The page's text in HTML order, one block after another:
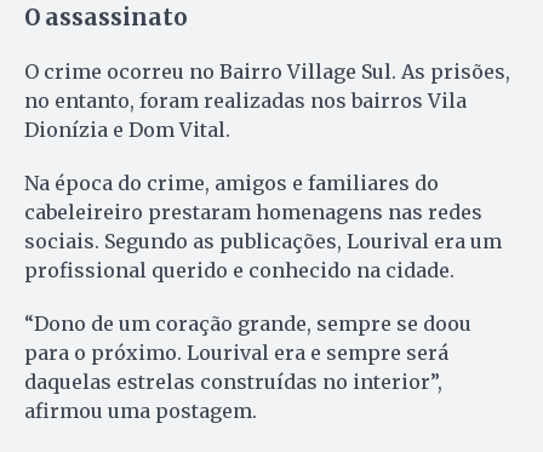
O assassinato
O crime ocorreu no Bairro Village Sul. As prisões,
no entanto, foram realizadas nos bairros Vila
Dionízia e Dom Vital.
Na época do crime, amigos e familiares do
cabeleireiro prestaram homenagens nas redes
sociais. Segundo as publicações, Lourival era um
profissional querido e conhecido na cidade.
“Dono de um coração grande, sempre se doou
para o próximo. Lourival era e sempre será
daquelas estrelas construídas no interior”,
afirmou uma postagem.